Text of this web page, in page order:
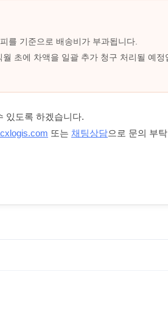
를 기준으로 배송비가 부과됩니다.
초에 차액을 일괄 추가 청구 처리될 예정
있도록 하겠습니다.
또는 채팅상담으로 문의 부